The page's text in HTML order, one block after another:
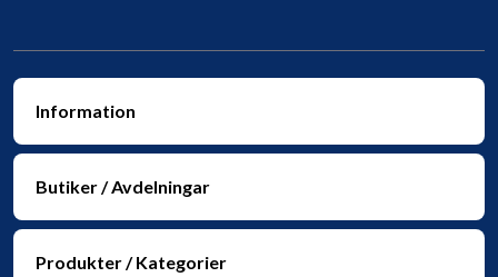
Information
Butiker / Avdelningar
Produkter / Kategorier